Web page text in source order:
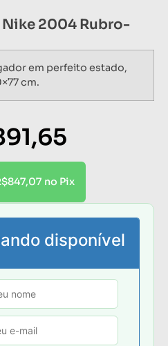
2004 Rubro-
em perfeito estado,
cm.
847,07 no Pix
disponível